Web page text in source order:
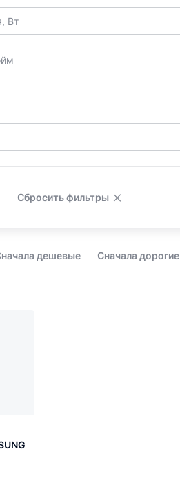
Вт
Сбросить фильтры
дешевые Сначала дорогие